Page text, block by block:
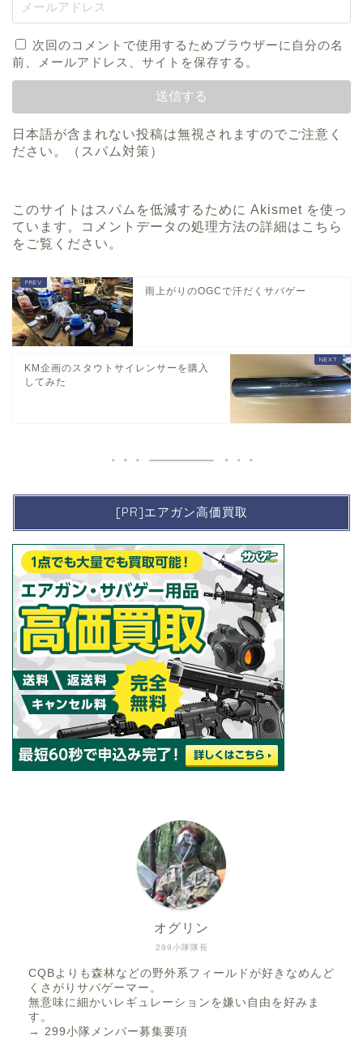
次回のコメントで使用するためブラウザーに自分の名
前、メールアドレス、サイトを保存する。
日本語が含まれない投稿は無視されますのでご注意く
ださい。（スパム対策）
このサイトはスパムを低減するために Akismet を使っ
ています。
コメントデータの処理方法の詳細はこちら
をご覧ください 。
雨上がりのOGCで汗だくサバゲー
KM企画のスタウトサイレンサーを購入
してみた
[PR]エアガン高価買取
299小隊隊長
オグリン
CQBよりも森林などの野外系フィールドが好きなめんど
くさがりサバゲーマー。
無意味に細かいレギュレーションを嫌い自由を好みま
す。
→ 299小隊メンバー募集要項